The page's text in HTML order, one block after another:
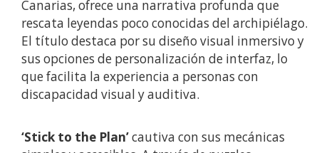
Canarias, ofrece una narrativa profunda que
rescata leyendas poco conocidas del archipiélago.
El título destaca por su diseño visual inmersivo y
sus opciones de personalización de interfaz, lo
que facilita la experiencia a personas con
discapacidad visual y auditiva.
‘Stick to the Plan’cautiva con sus mecánicas